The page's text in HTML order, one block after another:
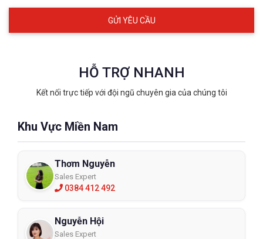
HỖ TRỢ NHANH
Kết nối trực tiếp với đội ngũ chuyên gia của chúng tôi
Khu Vực Miền Nam
Thơm Nguyễn
Sales Expert
0384 412 492
Nguyễn Hội
Sales Expert